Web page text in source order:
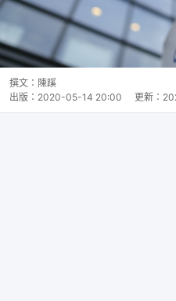
撰文： 陳蹊
出版： 2020-05-14 20:00 更新：